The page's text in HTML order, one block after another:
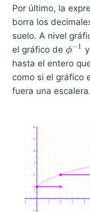
Por último, la
borra los
suelo. A nivel
el gráfico de \
p
h
^
ϕ−1
hasta el entero
como si el gráfico
fuera una escalera.